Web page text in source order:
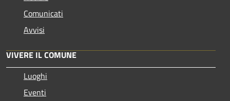
Comunicati
Avvisi
VIVERE IL COMUNE
Luoghi
Eventi